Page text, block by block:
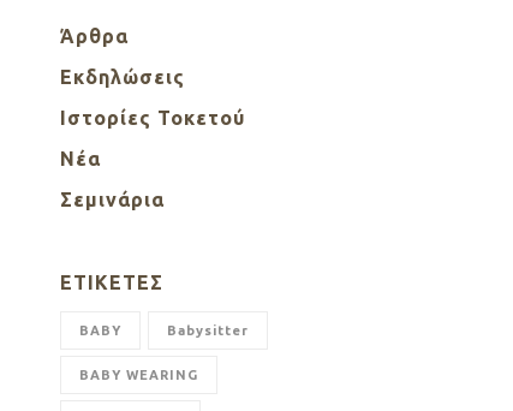
Άρθρα
Εκδηλώσεις
Ιστορίες Τοκετού
Νέα
Σεμινάρια
ΕΤΙΚΈΤΕΣ
BABY Babysitter
BABY WEARING